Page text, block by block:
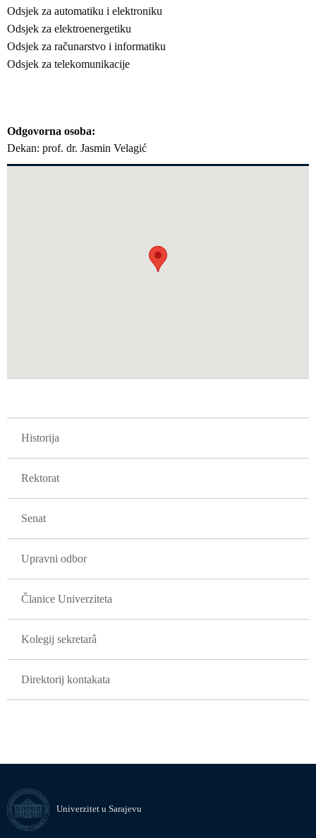
Odsjek za automatiku i elektroniku
Odsjek za elektroenergetiku
Odsjek za računarstvo i informatiku
Odsjek za telekomunikacije
Odgovorna osoba
Dekan: prof. dr. Jasmin Velagić
Historija
Rektorat
Senat
Upravni odbor
Članice Univerziteta
Kolegij sekretarâ
Direktorij kontakata
Univerzitet u Sarajevu